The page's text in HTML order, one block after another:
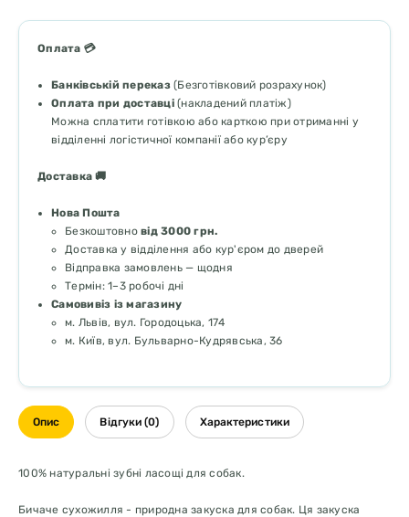
Оплата 💳
Банківській переказ(Безготівковий розрахунок)
Оплата при доставці(накладений платіж)
Можна сплатити готівкою або карткою при отриманні у
відділенні логістичної компанії або кур’єру
Доставка 🚚
Нова Пошта
Безкоштовно від 3000 грн.
Доставка у відділення або кур'єром до дверей
Відправка замовлень — щодня
Термін: 1–3 робочі дні
Самовивіз із магазину
м. Львів, вул. Городоцька, 174
м. Київ, вул. Бульварно-Кудрявська, 36
Опис Відгуки (0) Характеристики
100% натуральні зубні ласощі для собак.
Бичаче сухожилля - природна закуска для собак. Ця закуска